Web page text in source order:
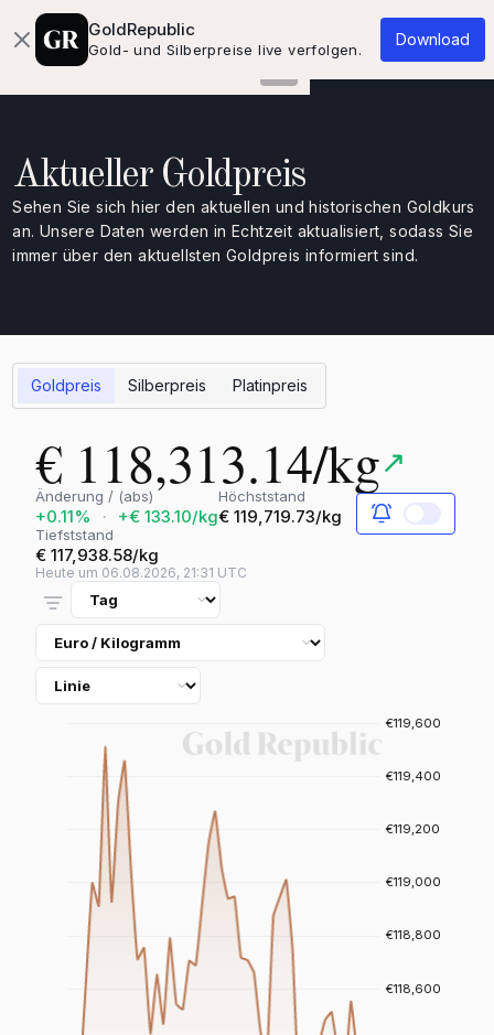
GoldRepublic
Gold- und Silberpreise live verfolgen.
Download
Über unsWissensdatenbank
Aktueller Goldpreis
Sehen Sie sich hier den aktuellen und historischen Goldkurs
an. Unsere Daten werden in Echtzeit aktualisiert, sodass Sie
immer über den aktuellsten Goldpreis informiert sind.
Goldpreis Silberpreis Platinpreis
€ 118,313.14/kg↗
Änderung / (abs)
+0.11% · +€ 133.10/kg
Höchststand
€ 119,719.73/kg
Tiefststand
€ 117,938.58/kg
Heute um 06.08.2026, 21:31 UTC